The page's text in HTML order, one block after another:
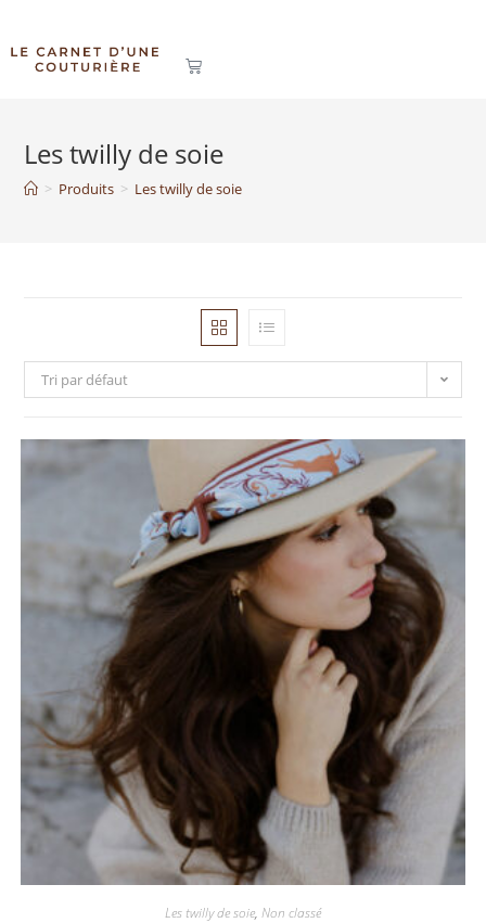
Les twilly de soie
> Produits > Les twilly de soie
Tri par défaut
Les twilly de soie, Non classé